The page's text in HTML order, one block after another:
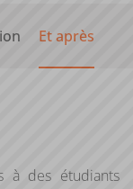
Et après
à des étudiants